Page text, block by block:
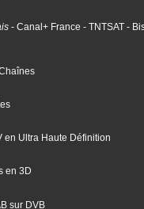
- Canal+ France - TNTSAT -
en Ultra Haute Définition
en 3D
sur DVB